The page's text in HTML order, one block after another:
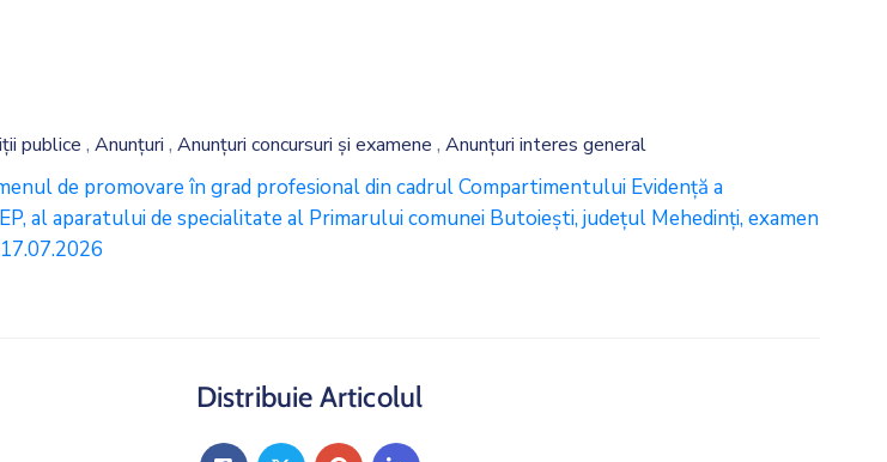
publice , Anunțuri , Anunțuri concursuri și examene , Anunțuri interes general
de promovare în grad profesional din cadrul Compartimentului Evidență a
al aparatului de specialitate al Primarului comunei Butoiești, județul Mehedinți, examen
Distribuie Articolul